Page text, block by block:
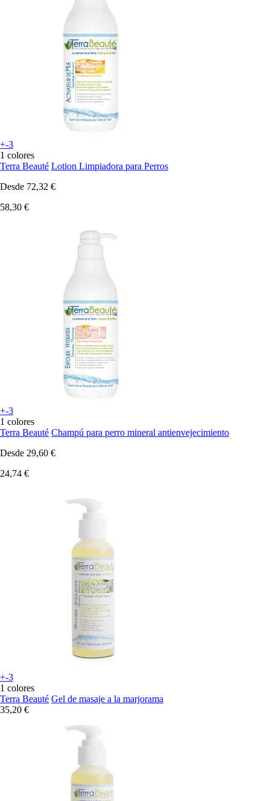
+-3
1 colores
Terra Beauté Lotion Limpiadora para Perros
Desde 72,32 €
58,30 €
+-3
1 colores
Terra Beauté Champú para perro mineral antienvejecimiento
Desde 29,60 €
24,74 €
+-3
1 colores
Terra Beauté Gel de masaje a la marjorama
35,20 €